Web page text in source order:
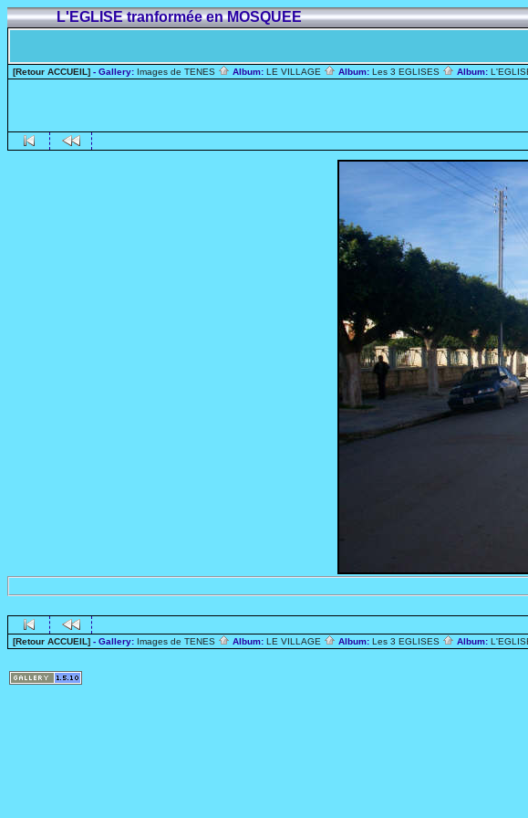
L'EGLISE tranformée en MOSQUEE
[Retour ACCUEIL] - Gallery: Images de TENES Album: LE VILLAGE Album: Les 3 EGLISES Album:
[Retour ACCUEIL] - Gallery: Images de TENES Album: LE VILLAGE Album: Les 3 EGLISES Album: